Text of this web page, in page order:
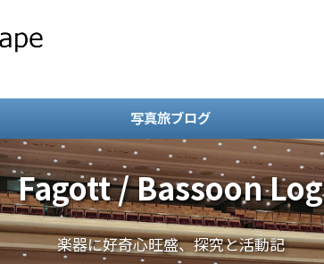
写真旅ブログ
Fagott / Bassoon Log
楽器に好奇心旺盛、探究と活動記